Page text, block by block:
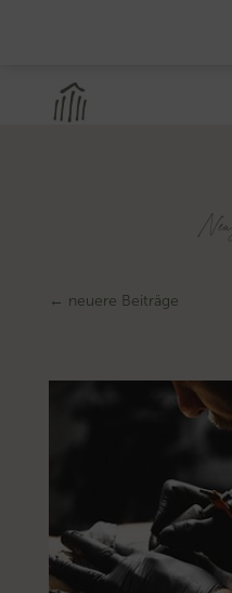
← neuere Beiträge